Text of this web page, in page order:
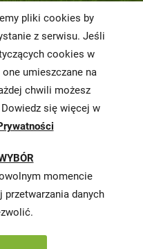
o
pliki cookies by
z serwisu. Jeśli
cookies w
umieszczane na
chwili możesz
się więcej w
momencie
przetwarzania danych